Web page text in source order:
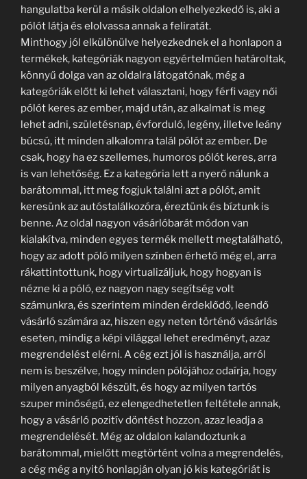
hangulatba kerül a másik oldalon elhelyezkedő is, aki a
pólót látja és elolvassa annak a feliratát.
Minthogy jól elkülönülve helyezkednek el a honlapon a
termékek, kategóriák nagyon egyértelműen határoltak,
könnyű dolga van az oldalra látogatónak, még a
kategóriák előtt ki lehet választani, hogy férfi vagy női
pólót keres az ember, majd után, az alkalmat is meg
lehet adni, születésnap, évforduló, legény, illetve leány
búcsú, itt minden alkalomra talál pólót az ember. De
csak, hogy ha ez szellemes, humoros pólót keres, arra
is van lehetőség. Ez a kategória lett a nyerő nálunk a
barátommal, itt meg fogjuk találni azt a pólót, amit
keresünk az autóstalálkozóra, éreztünk és bíztunk is
benne. Az oldal nagyon vásárlóbarát módon van
kialakítva, minden egyes termék mellett megtalálható,
hogy az adott póló milyen színben érhető még el, arra
rákattintottunk, hogy virtualizáljuk, hogy hogyan is
nézne ki a póló, ez nagyon nagy segítség volt
számunkra, és szerintem minden érdeklődő, leendő
vásárló számára az, hiszen egy neten történő vásárlás
eseten, mindig a képi világgal lehet eredményt, azaz
megrendelést elérni. A cég ezt jól is használja, arról
nem is beszélve, hogy minden pólójához odaírja, hogy
milyen anyagból készült, és hogy az milyen tartós
szuper minőségű, ez elengedhetetlen feltétele annak,
hogy a vásárló pozitív döntést hozzon, azaz leadja a
megrendelését. Még az oldalon kalandoztunk a
barátommal, mielőtt megtörtént volna a megrendelés,
a cég még a nyitó honlapján olyan jó kis kategóriát is